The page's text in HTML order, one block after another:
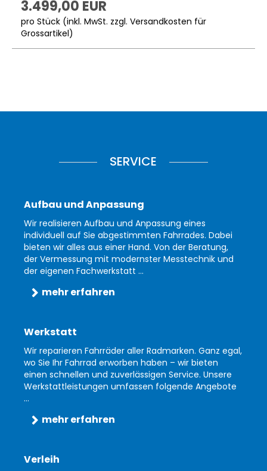
3.499,00 EUR
pro Stück (inkl. MwSt. zzgl. Versandkosten für
Grossartikel)
SERVICE
Aufbau und Anpassung
Wir realisieren Aufbau und Anpassung eines
individuell auf Sie abgestimmten Fahrrades. Dabei
bieten wir alles aus einer Hand. Von der Beratung,
der Vermessung mit modernster Messtechnik und
der eigenen Fachwerkstatt ...
mehr erfahren
Werkstatt
Wir reparieren Fahrräder aller Radmarken. Ganz egal,
wo Sie Ihr Fahrrad erworben haben – wir bieten
einen schnellen und zuverlässigen Service. Unsere
Werkstattleistungen umfassen folgende Angebote
...
mehr erfahren
Verleih